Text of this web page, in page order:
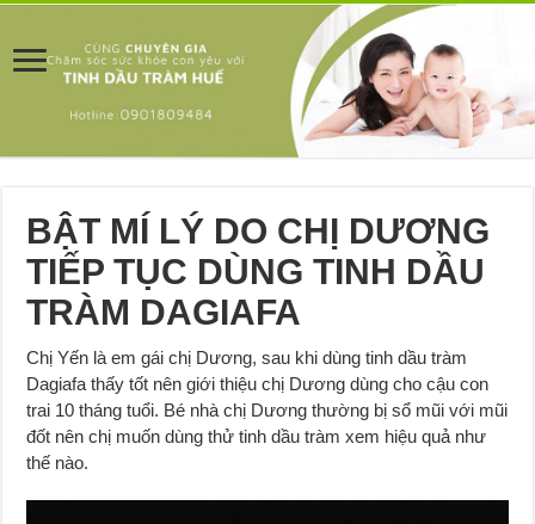
BẬT MÍ LÝ DO CHỊ DƯƠNG
TIẾP TỤC DÙNG TINH DẦU
TRÀM DAGIAFA
Chị Yến là em gái chị Dương, sau khi dùng tinh dầu tràm
Dagiafa thấy tốt nên giới thiệu chị Dương dùng cho cậu con
trai 10 tháng tuổi. Bé nhà chị Dương thường bị sổ mũi với mũi
đốt nên chị muốn dùng thử tinh dầu tràm xem hiệu quả như
thế nào.